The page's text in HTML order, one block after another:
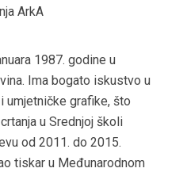
ArkA
1987. godine u
Ima bogato iskustvo u
grafike, što
u Srednjoj školi
od 2011. do 2015.
tiskar u Međunarodnom